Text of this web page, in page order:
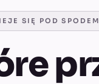
SIĘ POD SPODEM